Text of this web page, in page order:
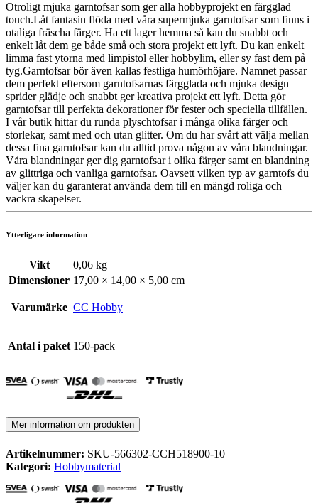
Otroligt mjuka garntofsar som ger alla hobbyprojekt en färgglad
touch.Låt fantasin flöda med våra supermjuka garntofsar som finns i
otaliga fräscha färger. Ha ett lager hemma så kan du snabbt och
enkelt låt dem ge både små och stora projekt ett lyft. Du kan enkelt
limma fast ytorna med limpistol eller hobbylim, eller sy fast dem på
tyg.Garntofsar bör även kallas festliga humörhöjare. Namnet passar
dem perfekt eftersom garntofsarnas färgglada och mjuka design
sprider glädje och snabbt ger kreativa projekt ett lyft. Detta gör
garntofsar till perfekta dekorationer för fester och speciella tillfällen.
I vår butik hittar du runda plyschtofsar i många olika färger och
storlekar, samt med och utan glitter. Om du har svårt att välja mellan
dessa fina garntofsar kan du alltid prova någon av våra blandningar.
Våra blandningar ger dig garntofsar i olika färger samt en blandning
av glittriga och vanliga garntofsar. Oavsett vilken typ av garntofs du
väljer kan du garanterat använda dem till en mängd roliga och
vackra skapelser.
Ytterligare information
Vikt
0,06 kg
Dimensioner 17,00 × 14,00 × 5,00 cm
Varumärke CC Hobby
Antal i paket 150-pack
Mer information om produkten
Artikelnummer: SKU-566302-CCH518900-10
Kategori: Hobbymaterial